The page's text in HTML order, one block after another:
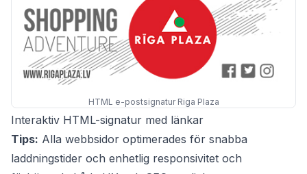
HTML e-postsignatur Riga Plaza
Interaktiv HTML-signatur med länkar
Tips: Alla webbsidor optimerades för snabba
laddningstider och enhetlig responsivitet och